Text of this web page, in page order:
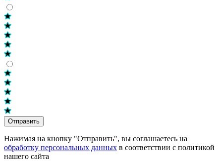
Отправить
Нажимая на кнопку "Отправить", вы соглашаетесь на
обработку персональных данных в соответствии с политикой
нашего сайта